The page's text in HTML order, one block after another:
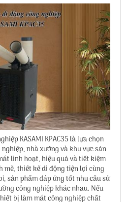
KASAMI KPAC35 là lựa chọn
nhà xưởng và khu vực sản
linh hoạt, hiệu quả và tiết kiệm
mẽ, thiết kế di động tiện lợi cùng
sản phẩm đáp ứng tốt nhu cầu sử
công nghiệp khác nhau. Nếu
bị làm mát công nghiệp chất